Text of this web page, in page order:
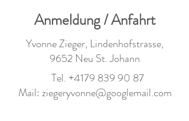
Anmeldung / Anfahrt
Yvonne Zieger, Lindenhofstrasse,
9652 Neu St. Johann
Tel. +4179 839 90 87
Mail: ziegeryvonne@googlemail.com